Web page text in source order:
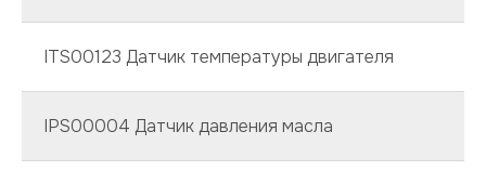
ITS00123 Датчик температуры двигателя
IPS00004 Датчик давления масла